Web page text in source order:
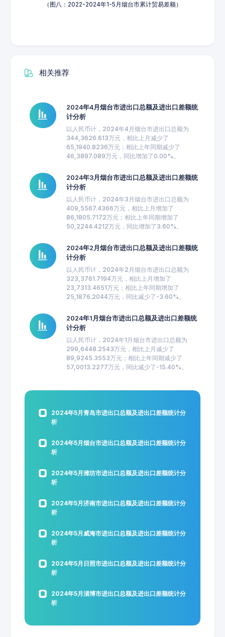
（图八：2022-2024年1-5月烟台市累计贸易差额）
相关推荐
2024年4月烟台市进出口总额及进出口差额统
计分析
以人民币计，2024年4月烟台市进出口总额为
344,3626.613万元，相比上月减少了
65,1940.8236万元；相比上年同期减少了
46,3897.089万元，同比增加了0.00%。
2024年3月烟台市进出口总额及进出口差额统
计分析
以人民币计，2024年3月烟台市进出口总额为
409,5567.4366万元，相比上月增加了
86,1805.7172万元；相比上年同期增加了
50,2244.4212万元，同比增加了3.60%。
2024年2月烟台市进出口总额及进出口差额统
计分析
以人民币计，2024年2月烟台市进出口总额为
323,3761.7194万元，相比上月增加了
23,7313.4651万元；相比上年同期增加了
25,1876.2044万元，同比减少了-3.60%。
2024年1月烟台市进出口总额及进出口差额统
计分析
以人民币计，2024年1月烟台市进出口总额为
299,6448.2543万元，相比上月减少了
89,9245.3553万元；相比上年同期减少了
57,0013.2277万元，同比减少了-15.40%。
2024年5月青岛市进出口总额及进出口差额统计分
析
2024年5月烟台市进出口总额及进出口差额统计分
析
2024年5月潍坊市进出口总额及进出口差额统计分
析
2024年5月济南市进出口总额及进出口差额统计分
析
2024年5月威海市进出口总额及进出口差额统计分
析
2024年5月日照市进出口总额及进出口差额统计分
析
2024年5月淄博市进出口总额及进出口差额统计分
析